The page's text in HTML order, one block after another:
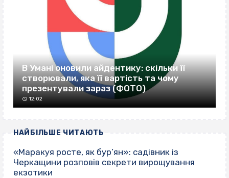
В Умані оновили айдентику: скільки її
створювали, яка її вартість та чому
презентували зараз (ФОТО)
12:02
НАЙБІЛЬШЕ ЧИТАЮТЬ
«Маракуя росте, як бур’ян»: садівник із
Черкащини розповів секрети вирощування
екзотики